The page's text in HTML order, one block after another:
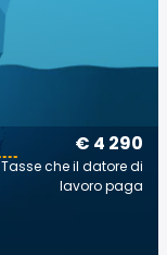
€ 4 290
Tasse che il datore di
lavoro paga